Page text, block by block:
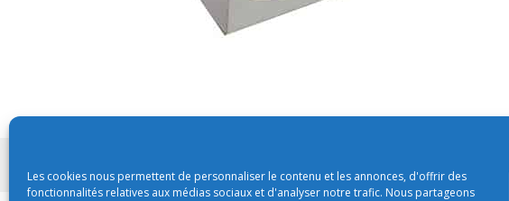
Les cookies nous permettent de personnaliser le contenu et les annonces, d'offrir des
fonctionnalités relatives aux médias sociaux et d'analyser notre trafic. Nous partageons